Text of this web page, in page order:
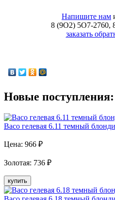
Напишите нам
8 (9O2) 5O7-2760,
заказать
Новые поступления:
Baco гелевая 6.11 темный
Цена: 966 ₽
Золотая: 736 ₽
купить